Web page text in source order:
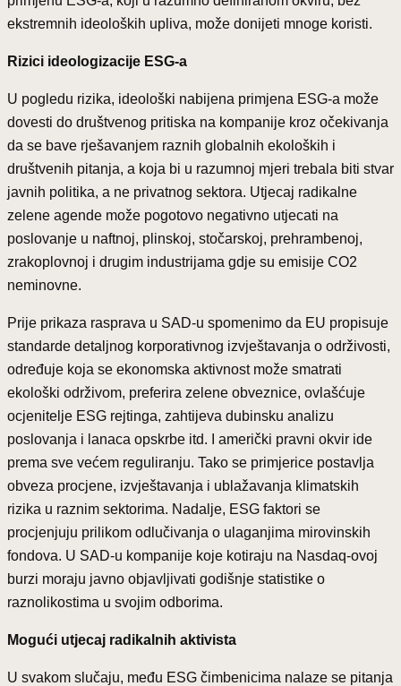
ekstremnih ideoloških upliva, može donijeti mnoge koristi.
Rizici ideologizacije ESG-a
U pogledu rizika, ideološki nabijena primjena ESG-a može
dovesti do društvenog pritiska na kompanije kroz očekivanja
da se bave rješavanjem raznih globalnih ekoloških i
društvenih pitanja, a koja bi u razumnoj mjeri trebala biti stvar
javnih politika, a ne privatnog sektora. Utjecaj radikalne
zelene agende može pogotovo negativno utjecati na
poslovanje u naftnoj, plinskoj, stočarskoj, prehrambenoj,
zrakoplovnoj i drugim industrijama gdje su emisije CO2
neminovne.
Prije prikaza rasprava u SAD-u spomenimo da EU propisuje
standarde detaljnog korporativnog izvještavanja o održivosti,
određuje koja se ekonomska aktivnost može smatrati
ekološki održivom, preferira zelene obveznice, ovlašćuje
ocjenitelje ESG rejtinga, zahtijeva dubinsku analizu
poslovanja i lanaca opskrbe itd. I američki pravni okvir ide
prema sve većem reguliranju. Tako se primjerice postavlja
obveza procjene, izvještavanja i ublažavanja klimatskih
rizika u raznim sektorima. Nadalje, ESG faktori se
procjenjuju prilikom odlučivanja o ulaganjima mirovinskih
fondova. U SAD-u kompanije koje kotiraju na Nasdaq-ovoj
burzi moraju javno objavljivati godišnje statistike o
raznolikostima u svojim odborima.
Mogući utjecaj radikalnih aktivista
U svakom slučaju, među ESG čimbenicima nalaze se pitanja